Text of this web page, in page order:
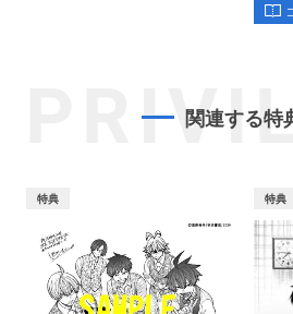
関連する特
特典 特典